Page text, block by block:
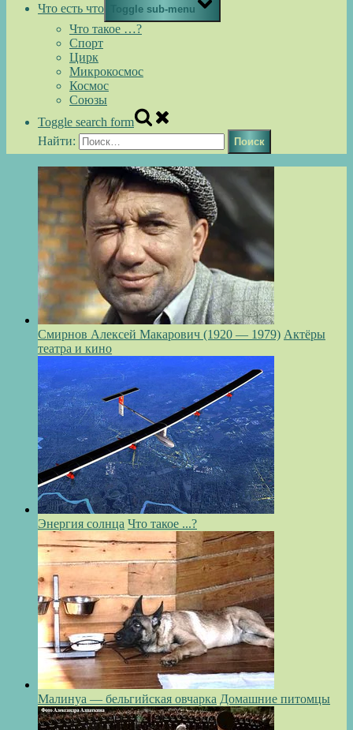
Что есть что Toggle sub-menu
Что такое …?
Спорт
Цирк
Микрокосмос
Космос
Союзы
Toggle search form
Найти:
Смирнов Алексей Макарович (1920 — 1979) Актёры
театра и кино
Энергия солнца Что такое ...?
Малинуа — бельгийская овчарка Домашние питомцы